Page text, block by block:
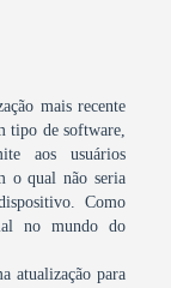
mais recente
tipo de software,
aos usuários
o qual não seria
Como
no mundo do
atualização para